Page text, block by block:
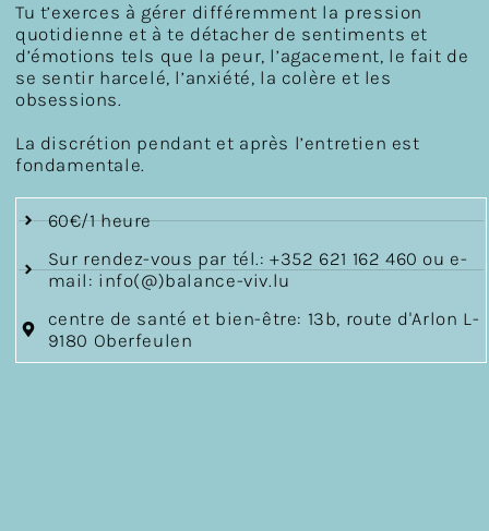
Tu t’exerces à gérer différemment la pression
quotidienne et à te détacher de sentiments et
d’émotions tels que la peur, l’agacement, le fait de
se sentir harcelé, l’anxiété, la colère et les
obsessions.
La discrétion pendant et après l’entretien est
fondamentale.
60€/1 heure
Sur rendez-vous par tél.: +352 621 162 460 ou e-
mail: info(@)balance-viv.lu
centre de santé et bien-être: 13b, route d'Arlon L-
9180 Oberfeulen